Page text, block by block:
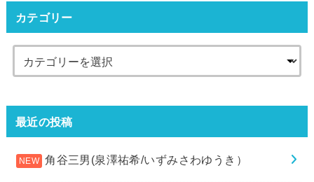
カテゴリー
最近の投稿
角谷三男(泉澤祐希/いずみさわゆうき）